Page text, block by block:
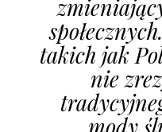
takich jak
nie
mody